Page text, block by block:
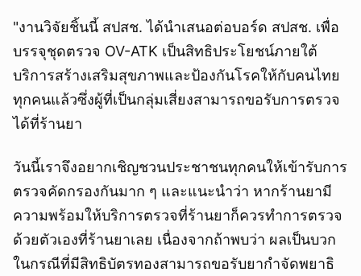
"งานวิจัยชิ้นนี้ สปสช. ได้นำเสนอต่อบอร์ด สปสช. เพื่อ
บรรจุชุดตรวจ OV-ATK เป็นสิทธิประโยชน์ภายใต้
บริการสร้างเสริมสุขภาพและป้องกันโรคให้กับคนไทย
ทุกคนแล้วซึ่งผู้ที่เป็นกลุ่มเสี่ยงสามารถขอรับการตรวจ
ได้ที่ร้านยา
วันนี้เราจึงอยากเชิญชวนประชาชนทุกคนให้เข้ารับการ
ตรวจคัดกรองกันมาก ๆ และแนะนำว่า หากร้านยามี
ความพร้อมให้บริการตรวจที่ร้านยาก็ควรทำการตรวจ
ด้วยตัวเองที่ร้านยาเลย เนื่องจากถ้าพบว่า ผลเป็นบวก
ในกรณีที่มีสิทธิบัตรทองสามารถขอรับยากำจัดพยาธิ